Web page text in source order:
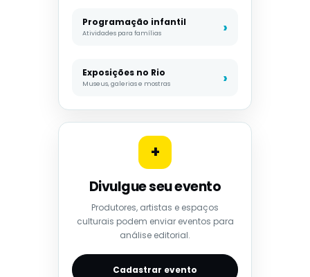
Programação infantil
Atividades para famílias
Exposições no Rio
Museus, galerias e mostras
+
Divulgue seu evento
Produtores, artistas e espaços
culturais podem enviar eventos para
análise editorial.
Cadastrar evento